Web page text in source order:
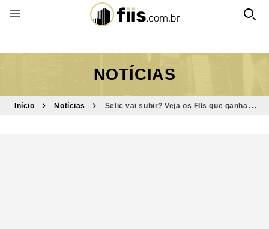
BUSCAR POR FUNDO
NOTÍCIAS
Início Notícias
Selic vai subir? Veja os FIIs que ganham